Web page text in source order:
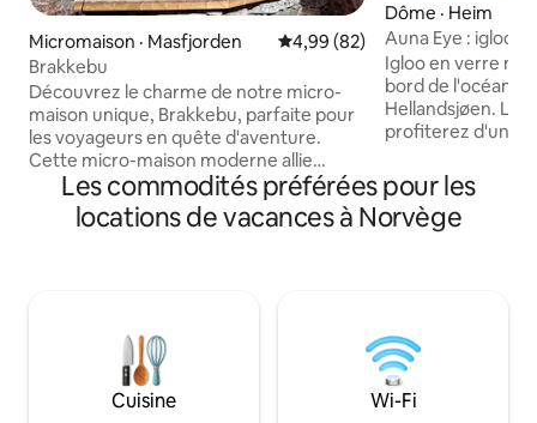
Micromaison · Masfjorden Note moyenne de 4,99 sur 5,
4,99 (82)
Brakkebu
Découvrez le charme de notre micro-
maison unique, Brakkebu, parfaite pour
les voyageurs en quête d'aventure.
Cette micro-maison moderne allie
confort et fonctionnalité dans un
environnement chaleureux. Vous y
trouverez un salon lumineux, une
promenez-vous dans la magnifique
SUP, canne à pêche, canot, jeux
d'extérieur et d'intérieur, chargeur de
Dôme · Heim
Auna Eye : igloo
sommet d'une
Igloo en verre
bord de l'océan
Hellandsjøen. Les
profiterez d'un
endormirez dans
de canard avec
vous dormirez à
votre propre
populaire «
vue imprenable.
alpagas de notre
Les commodités préférées pour les
locations de vacances à Norvège
Cuisine Wi-Fi